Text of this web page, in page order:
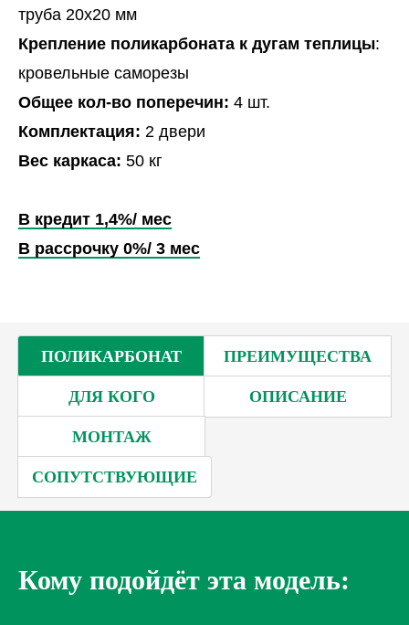
труба 20х20 мм
Крепление поликарбоната к дугам теплицы:
кровельные саморезы
Общее кол-во поперечин: 4 шт.
Комплектация: 2 двери
Вес каркаса: 50 кг
В кредит 1,4%/ мес
В рассрочку 0%/ 3 мес
ПОЛИКАРБОНАТ ПРЕИМУЩЕСТВА
ДЛЯ КОГО ОПИСАНИЕ
МОНТАЖ
СОПУТСТВУЮЩИЕ
Нагрузки снега и
Без предоплаты
Демонстрация на
Кому подойдёт эта модель: